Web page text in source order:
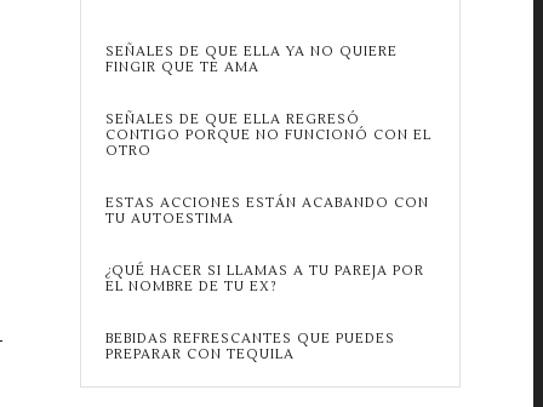
SEÑALES DE QUE ELLA YA NO QUIERE
FINGIR QUE TE AMA
SEÑALES DE QUE ELLA REGRESÓ
CONTIGO PORQUE NO FUNCIONÓ CON EL
OTRO
ESTAS ACCIONES ESTÁN ACABANDO CON
TU AUTOESTIMA
¿QUÉ HACER SI LLAMAS A TU PAREJA POR
EL NOMBRE DE TU EX?
BEBIDAS REFRESCANTES QUE PUEDES
PREPARAR CON TEQUILA